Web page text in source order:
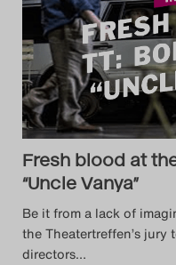
Fresh blood at
“Uncle Vanya”
Be it from a lack of
the Theatertreffen’s jury
directors…